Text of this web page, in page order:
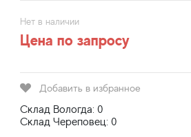
Нет в наличии
Цена по запросу
Добавить в избранное
Склад Вологда: 0
Склад Череповец: 0